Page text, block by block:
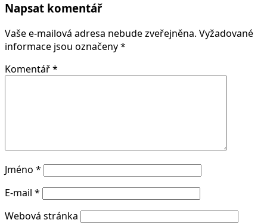
Napsat komentář
Vaše e-mailová adresa nebude zveřejněna. Vyžadované
informace jsou označeny*
Komentář*
Jméno *
E-mail *
Webová stránka